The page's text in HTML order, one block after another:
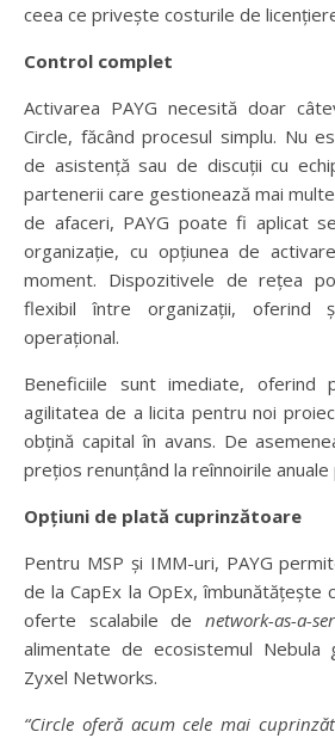
ceea ce privește costurile de
Control complet
Activarea PAYG necesită doar
Circle, făcând procesul simplu. Nu
de asistență sau de discuții cu
partenerii care gestionează mai
de afaceri, PAYG poate fi aplicat
organizație, cu opțiunea de
moment. Dispozitivele de rețea
flexibil între organizații, oferind
operațional.
Beneficiile sunt imediate, oferind
agilitatea de a licita pentru noi
obțină capital în avans. De
prețios renunțând la reînnoirile
Opțiuni de plată cuprinzătoare
Pentru MSP și IMM-uri, PAYG
de la CapEx la OpEx, îmbunătățește
oferte scalabile de network-as-a-
alimentate de ecosistemul Nebula
Zyxel Networks.
“Circle oferă acum cele mai